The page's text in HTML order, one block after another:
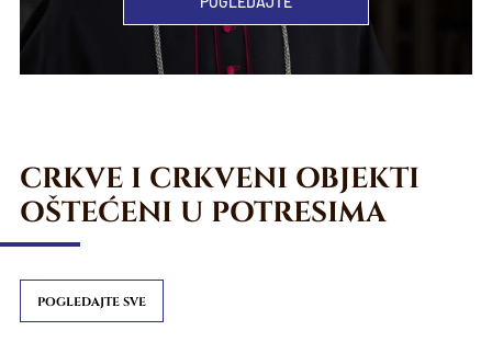
CRKVE I CRKVENI OBJEKTI
OŠTEĆENI U POTRESIMA
POGLEDAJTE SVE